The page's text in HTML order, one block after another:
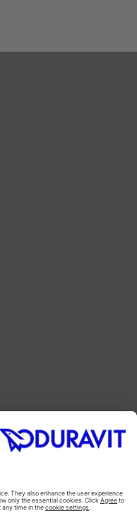
Instagram
Blog